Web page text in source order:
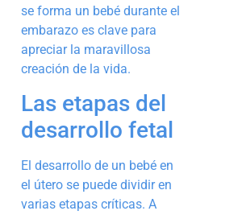
se forma un bebé durante el
embarazo es clave para
apreciar la maravillosa
creación de la vida.
Las etapas del
desarrollo fetal
El desarrollo de un bebé en
el útero se puede dividir en
varias etapas críticas. A